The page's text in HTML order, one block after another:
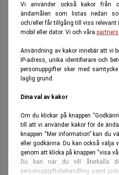
Vi använder också kakor från
ändamålen som listas nedan
och/eller får tillgång till viss relevant
mobil eller dator. Vi och våra partners
Användning av kakor innebär att vi
IP-adress, unika identifierare och
personuppgifter sker med
laglig grund.
Dina val av kakor
Om du klickar på knappen
till att vi använder kakor för de
knappen “Mer information” kan du
eller godkänna. Du kan också välja
genom att klicka på knappen “visa
Du kan när du vill återkalla
personuppgiftsbehandling samt